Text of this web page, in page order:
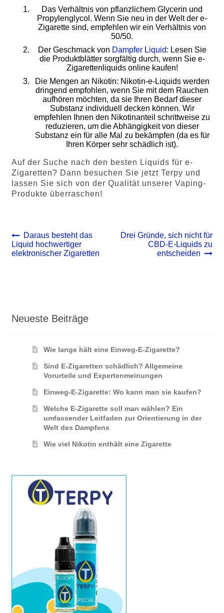
Das Verhältnis von pflanzlichem Glycerin und
Propylenglycol. Wenn Sie neu in der Welt der e-
Zigarette sind, empfehlen wir ein Verhältnis von
50/50.
Der Geschmack von Dampfer Liquid: Lesen Sie
die Produktblätter sorgfältig durch, wenn Sie e-
Zigarettenliquids online kaufen!
Die Mengen an Nikotin: Nikotin-e-Liquids werden
dringend empfohlen, wenn Sie mit dem Rauchen
aufhören möchten, da sie Ihren Bedarf dieser
Substanz individuell decken können. Wir
empfehlen Ihnen den Nikotinanteil schrittweise zu
reduzieren, um die Abhängigkeit von dieser
Substanz ein für alle Mal zu bekämpfen (da es für
Ihren Körper sehr schädlich ist).
Auf der Suche nach den besten Liquids für e-
Zigaretten? Dann besuchen Sie jetzt Terpy und
lassen Sie sich von der Qualität unserer Vaping-
Produkte überraschen!
Beitrags-
Navigation
Vorheriger
Beitrag:
Daraus besteht das
Liquid hochwertiger
elektronischer Zigaretten
Nächster
Drei Gründe, sich nicht für
CBD-E-Liquids zu
entscheiden
Neueste Beiträge
Wie lange hält eine Einweg-E-Zigarette?
Sind E-Zigaretten schädlich? Allgemeine
Vorurteile und Expertenmeinungen
Einweg-E-Zigarette: Wo kann man sie kaufen?
Welche E-Zigarette soll man wählen? Ein
umfassender Leitfaden zur Orientierung in der
Welt des Dampfens
Wie viel Nikotin enthält eine Zigarette